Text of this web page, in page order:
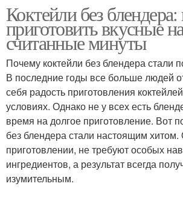
Коктейли без блендера:
приготовить вкусные
считанные минуты
Почему коктейли без блендера стали
В последние годы все больше людей
себя радость приготовления
условиях. Однако не у всех есть
время на долгое приготовление. Вот
без блендера стали настоящим
приготовлении, не требуют особых
ингредиентов, а результат всегда
изумительным.